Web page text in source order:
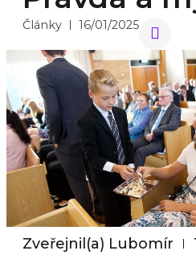
Články 16/01/2025
Zveřejnil(a) Lubomír